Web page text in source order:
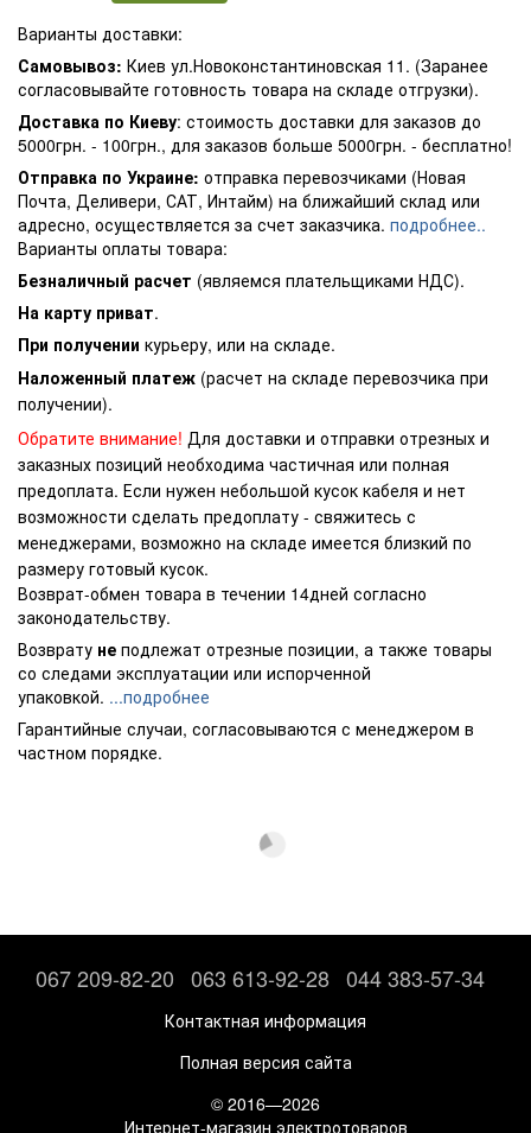
Варианты доставки:
Самовывоз: Киев ул.Новоконстантиновская 11. (Заранее
согласовывайте готовность товара на складе отгрузки).
Доставка по Киеву: стоимость доставки для заказов до
5000грн. - 100грн., для заказов больше 5000грн. - бесплатно!
Отправка по Украине: отправка перевозчиками (Новая
Почта, Деливери, САТ, Интайм) на ближайший склад или
адресно, осуществляется за счет заказчика. подробнее..
Варианты оплаты товара:
Безналичный расчет (являемся плательщиками НДС).
На карту приват.
При получении курьеру, или на складе.
Наложенный платеж (расчет на складе перевозчика при
получении).
Обратите внимание! Для доставки и отправки отрезных и
заказных позиций необходима частичная или полная
предоплата. Если нужен небольшой кусок кабеля и нет
возможности сделать предоплату - свяжитесь с
менеджерами, возможно на складе имеется близкий по
размеру готовый кусок.
Возврат-обмен товара в течении 14дней согласно
законодательству.
Возврату не подлежат отрезные позиции, а также товары
со следами эксплуатации или испорченной
упаковкой. ...подробнее
Гарантийные случаи, согласовываются с менеджером в
частном порядке.
067 209-82-20 063 613-92-28 044 383-57-34
Контактная информация
Полная версия сайта
© 2016—2026
Интернет-магазин электротоваров